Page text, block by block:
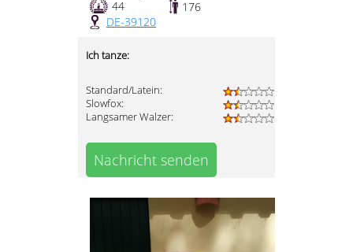
44
176
DE-39120
Ich tanze:
Standard/Latein:
Slowfox:
Langsamer Walzer:
Nachricht senden